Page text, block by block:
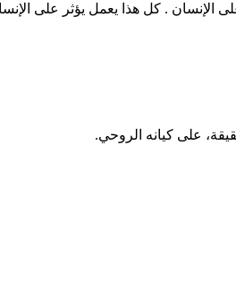
بين سن 21-28 ، تعمل الأبراج الفلكية (البروج) بأكملها على الإنسان .